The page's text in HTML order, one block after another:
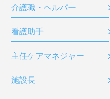
介護職・ヘルパー
看護助手
主任ケアマネジャー
施設長